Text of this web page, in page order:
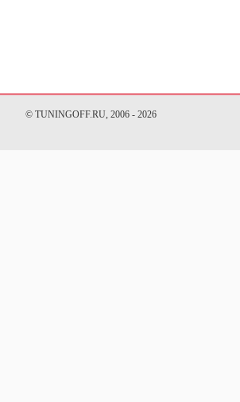
© TUNINGOFF.RU, 2006 - 2026